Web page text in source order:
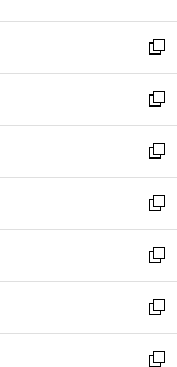
開
く
ウ
で
開
く
ン
ド
ウ
で
開
く
ウ
ィ
ン
ド
ウ
で
開
く
新
し
い
ウ
ィ
ン
ド
ウ
で
開
く
新
し
い
ウ
ィ
ン
ド
ウ
で
開
く
新
し
い
ウ
ィ
ン
ド
ウ
で
新
し
い
ウ
ィ
ン
ド
新
し
い
ウ
ィ
新
し